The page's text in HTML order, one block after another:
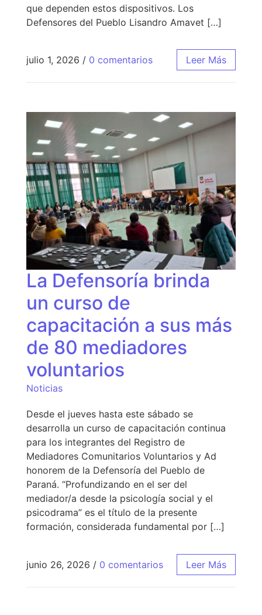
que dependen estos dispositivos. Los
Defensores del Pueblo Lisandro Amavet […]
julio 1, 2026 / 0 comentarios Leer Más
La Defensoría brinda
un curso de
capacitación a sus más
de 80 mediadores
voluntarios
Noticias
Desde el jueves hasta este sábado se
desarrolla un curso de capacitación continua
para los integrantes del Registro de
Mediadores Comunitarios Voluntarios y Ad
honorem de la Defensoría del Pueblo de
Paraná. “Profundizando en el ser del
mediador/a desde la psicología social y el
psicodrama” es el título de la presente
formación, considerada fundamental por […]
junio 26, 2026 / 0 comentarios Leer Más